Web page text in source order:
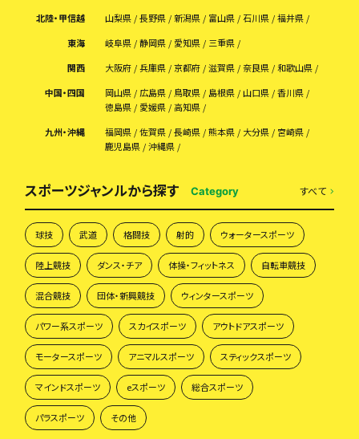
北陸・甲信越
山梨県 長野県 新潟県 富山県 石川県
福井県
東海
岐阜県 静岡県 愛知県
三重県
関西
大阪府 兵庫県 京都府 滋賀県 奈良県
和歌山県
中国・四国
岡山県 広島県 鳥取県 島根県 山口県
香川県
徳島県
愛媛県
高知県
九州・沖縄
福岡県 佐賀県 長崎県 熊本県 大分県
宮崎県
鹿児島県
沖縄県
スポーツジャンルから探す Category すべて
球技 武道 格闘技 射的 ウォータースポーツ
陸上競技 ダンス・チア 体操・フィットネス 自転車競技
混合競技 団体・新興競技 ウィンタースポーツ
パワー系スポーツ スカイスポーツ アウトドアスポーツ
モータースポーツ アニマルスポーツ スティックスポーツ
マインドスポーツ eスポーツ 総合スポーツ
パラスポーツ その他